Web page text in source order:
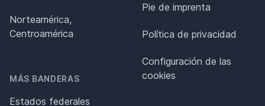
Norteamérica,
Centroamérica
MÁS BANDERAS
Estados federales
Pie de imprenta
Política de privacidad
Configuración de las
cookies